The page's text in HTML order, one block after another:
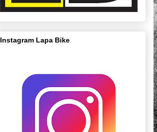
Instagram Lapa Bike